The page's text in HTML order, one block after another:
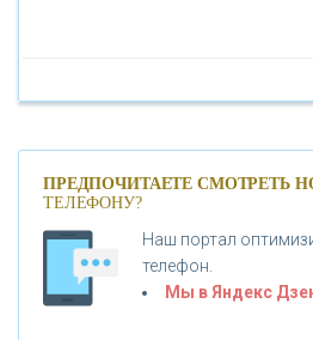
«БАНК САНКТ-ПЕТЕРБУРГ»
«ПРОМСВЯЗЬБАНК»
«НОВИКОМБАНК»
ПРЕДПОЧИТАЕТЕ СМОТРЕТЬ
ТЕЛЕФОНУ?
Наш портал
телефон.
Мы в Яндекс